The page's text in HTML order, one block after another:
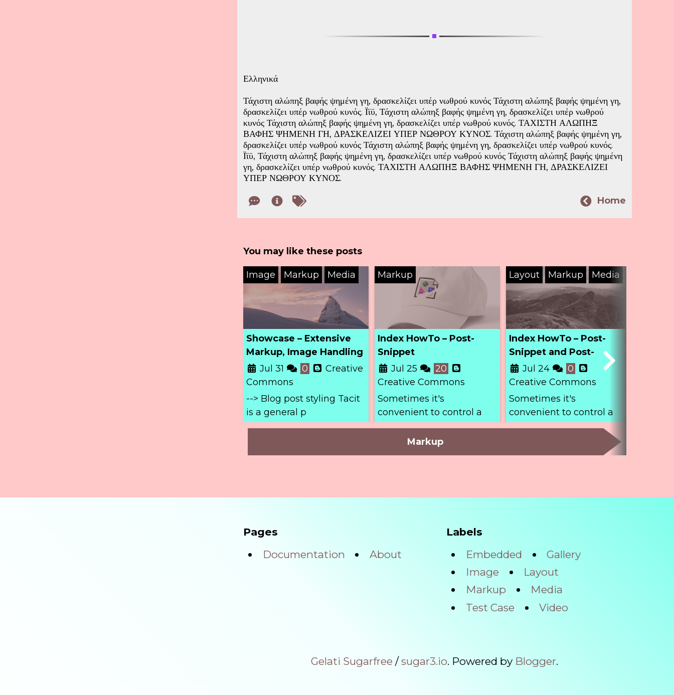
Ελληνικά
Τάχιστη αλώπηξ βαφής ψημένη γη, δρασκελίζει υπέρ νωθρού κυνός Τάχιστη αλώπηξ βαφής ψημένη γη,
δρασκελίζει υπέρ νωθρού κυνός. Ϊϊϋ, Τάχιστη αλώπηξ βαφής ψημένη γη, δρασκελίζει υπέρ νωθρού
κυνός Τάχιστη αλώπηξ βαφής ψημένη γη, δρασκελίζει υπέρ νωθρού κυνός. ΤΑΧΙΣΤΗ ΑΛΩΠΗΞ
ΒΑΦΗΣ ΨΗΜΕΝΗ ΓΗ, ΔΡΑΣΚΕΛΙΖΕΙ ΥΠΕΡ ΝΩΘΡΟΥ ΚΥΝΟΣ. Τάχιστη αλώπηξ βαφής ψημένη γη,
δρασκελίζει υπέρ νωθρού κυνός Τάχιστη αλώπηξ βαφής ψημένη γη, δρασκελίζει υπέρ νωθρού κυνός.
Ϊϊϋ, Τάχιστη αλώπηξ βαφής ψημένη γη, δρασκελίζει υπέρ νωθρού κυνός Τάχιστη αλώπηξ βαφής ψημένη
γη, δρασκελίζει υπέρ νωθρού κυνός. ΤΑΧΙΣΤΗ ΑΛΩΠΗΞ ΒΑΦΗΣ ΨΗΜΕΝΗ ΓΗ, ΔΡΑΣΚΕΛΙΖΕΙ
ΥΠΕΡ ΝΩΘΡΟΥ ΚΥΝΟΣ.
Home
You may like these posts
Image Markup Media
Showcase – Extensive
Markup, Image Handling
and Hero-Image
Jul 31 0
Creative
Commons
--> Blog post styling Tacit
is a general p
Markup
Index HowTo – Post-
Snippet
Jul 25
20
Creative Commons
Sometimes it's
convenient to control a
post's
Layout Markup Media
Index HowTo – Post-
Snippet and Post-
Thumbnail
Jul 24
0
Creative Commons
Sometimes it's
convenient to control a
post's
Markup
Pages
Documentation
About
Labels
Embedded
Gallery
Image
Layout
Markup
Media
Test Case
Video
Gelati Sugarfree /sugar3.io. Powered by Blogger.